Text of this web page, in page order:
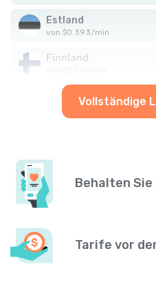
Estland
von $0.393/min
Finnland
Vollständige
Behalten
Tarife vor